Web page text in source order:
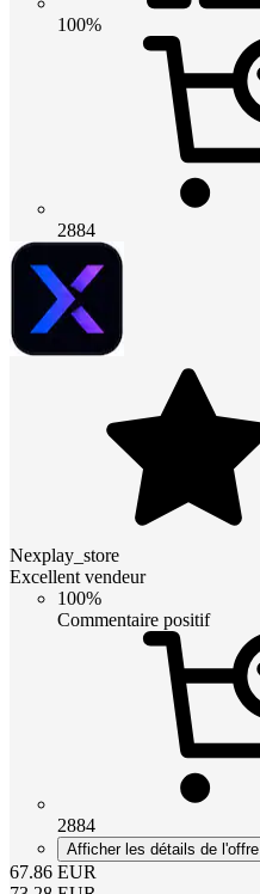
100%
2884
Nexplay_store
Excellent vendeur
100%
Commentaire positif
2884
Afficher les détails de l'offre
67.86 EUR